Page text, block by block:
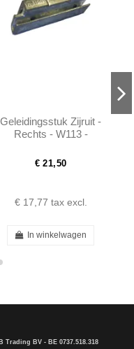
Geleidingsstuk Zijruit -
Rechts - W113 -
€ 21,50
€ 17,77 tax excl.
In winkelwagen
Trading BV - BE 0737.518.318